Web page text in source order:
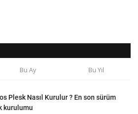
Bu Ay Bu Yıl
Plesk Nasıl Kurulur ? En son sürüm
kurulumu